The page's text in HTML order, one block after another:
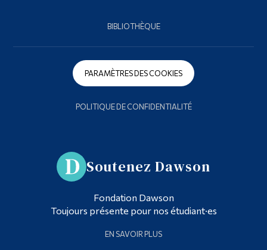
BIBLIOTHÈQUE
PARAMÈTRES DES COOKIES
POLITIQUE DE CONFIDENTIALITÉ
Soutenez Dawson
Fondation Dawson
Toujours présente pour nos étudiant·es
EN SAVOIR PLUS